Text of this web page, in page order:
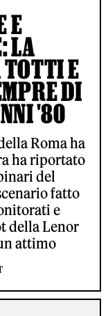
E
LA
TOTTI E
DI
'80
Roma ha
ha riportato
del
fatto
e
della Lenor
attimo